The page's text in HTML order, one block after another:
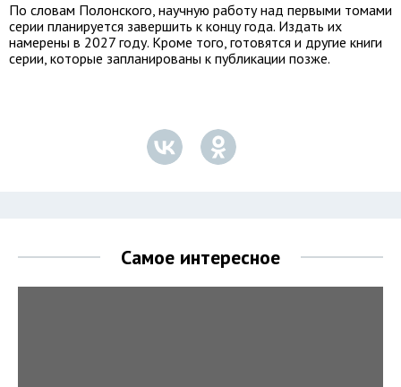
По словам Полонского, научную работу над первыми томами
серии планируется завершить к концу года. Издать их
намерены в 2027 году. Кроме того, готовятся и другие книги
серии, которые запланированы к публикации позже.
Самое интересное